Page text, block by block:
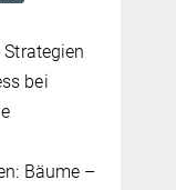
bei
Bäume –